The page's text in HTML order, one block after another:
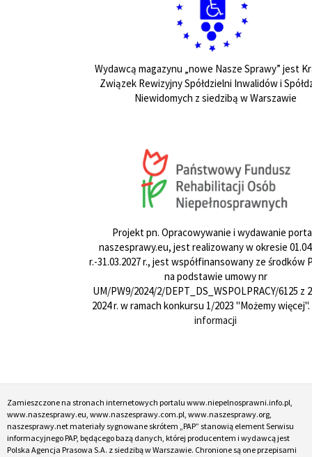
Wydawcą magazynu „nowe Nasze Sprawy” jest
Związek Rewizyjny Spółdzielni Inwalidów i
Niewidomych z siedzibą w Warszawie
Projekt pn. Opracowywanie i wydawanie
naszesprawy.eu, jest realizowany w okresie
r.-31.03.2027 r., jest współfinansowany ze środków
na podstawie umowy nr
UM/PW9/2024/2/DEPT_DS_WSPOLPRACY/6125 z
2024 r. w ramach konkursu 1/2023 "Możemy więcej".
informacji
Zamieszczone na stronach internetowych portalu www.niepelnosprawni.info.pl,
www.naszesprawy.eu, www.naszesprawy.com.pl, www.naszesprawy.org,
naszesprawy.net materiały sygnowane skrótem „PAP” stanowią element Serwisu
informacyjnego PAP, będącego bazą danych, której producentem i wydawcą jest
Polska Agencja Prasowa S.A. z siedzibą w Warszawie. Chronione są one przepisami